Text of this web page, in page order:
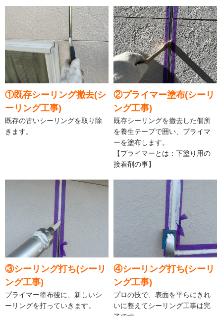
①既存シーリング撤去(シ
ーリング工事)
既存の古いシーリングを取り除
きます。
②プライマー塗布(シーリ
ング工事)
既存シーリングを撤去した個所
を養生テープで囲い、プライマ
ーを塗布します。
【プライマーとは：下塗り用の
接着剤の事】
③シーリング打ち(シーリ
ング工事)
プライマー塗布後に、新しいシ
ーリングを打っていきます。
④シーリング打ち(シーリ
ング工事)
プロの技で、表面を平らにきれ
いに整えてシーリング工事は完